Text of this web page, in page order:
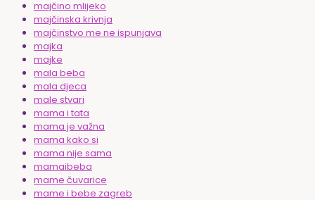
majčino mlijeko
majčinska krivnja
majčinstvo me ne ispunjava
majka
majke
mala beba
mala djeca
male stvari
mama i tata
mama je važna
mama kako si
mama nije sama
mamaibeba
mame čuvarice
mame i bebe zagreb